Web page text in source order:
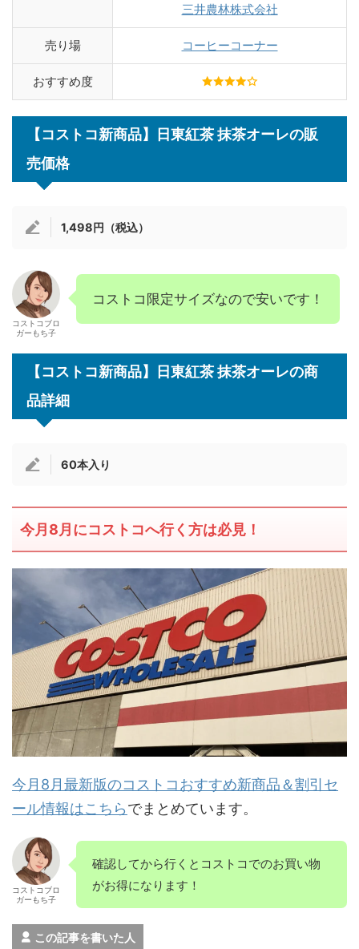
三井農林株式会社
売り場 コーヒーコーナー
おすすめ度
【コストコ新商品】日東紅茶 抹茶オーレの販
売価格
1,498円（税込）
コストコブロ
ガーもち子
コストコ限定サイズなので安いです！
【コストコ新商品】日東紅茶 抹茶オーレの商
品詳細
60本入り
今月8月にコストコへ行く方は必見！
今月8月最新版のコストコおすすめ新商品＆割引セ
ール情報はこちらでまとめています。
コストコブロ
ガーもち子
確認してから行くとコストコでのお買い物
がお得になります！
この記事を書いた人